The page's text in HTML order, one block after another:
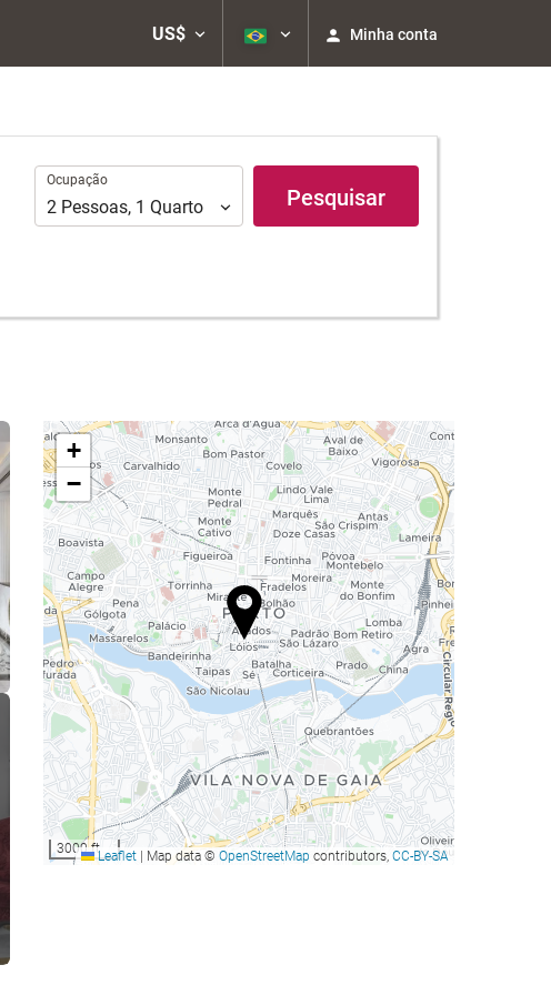
US$ Minha conta
Ocupação
Ocupação
2 Pessoas, 1 Quarto Pesquisar
+
−
3000 ftLeaflet Map data © OpenStreetMap contributors, CC-BY-SA